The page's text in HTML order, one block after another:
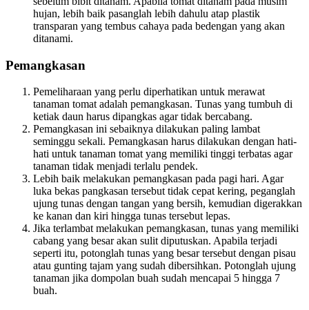
hujan, lebih baik pasanglah lebih dahulu atap plastik
transparan yang tembus cahaya pada bedengan yang akan
ditanami.
Pemangkasan
Pemeliharaan yang perlu diperhatikan untuk merawat
tanaman tomat adalah pemangkasan. Tunas yang tumbuh di
ketiak daun harus dipangkas agar tidak bercabang.
Pemangkasan ini sebaiknya dilakukan paling lambat
seminggu sekali. Pemangkasan harus dilakukan dengan hati-
hati untuk tanaman tomat yang memiliki tinggi terbatas agar
tanaman tidak menjadi terlalu pendek.
Lebih baik melakukan pemangkasan pada pagi hari. Agar
luka bekas pangkasan tersebut tidak cepat kering, peganglah
ujung tunas dengan tangan yang bersih, kemudian digerakkan
ke kanan dan kiri hingga tunas tersebut lepas.
Jika terlambat melakukan pemangkasan, tunas yang memiliki
cabang yang besar akan sulit diputuskan. Apabila terjadi
seperti itu, potonglah tunas yang besar tersebut dengan pisau
atau gunting tajam yang sudah dibersihkan. Potonglah ujung
tanaman jika dompolan buah sudah mencapai 5 hingga 7
buah.